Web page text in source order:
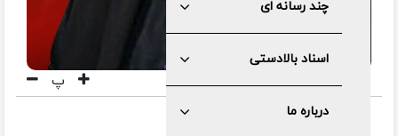
چند رسانه ای
اسناد بالادستی
درباره ما
پ